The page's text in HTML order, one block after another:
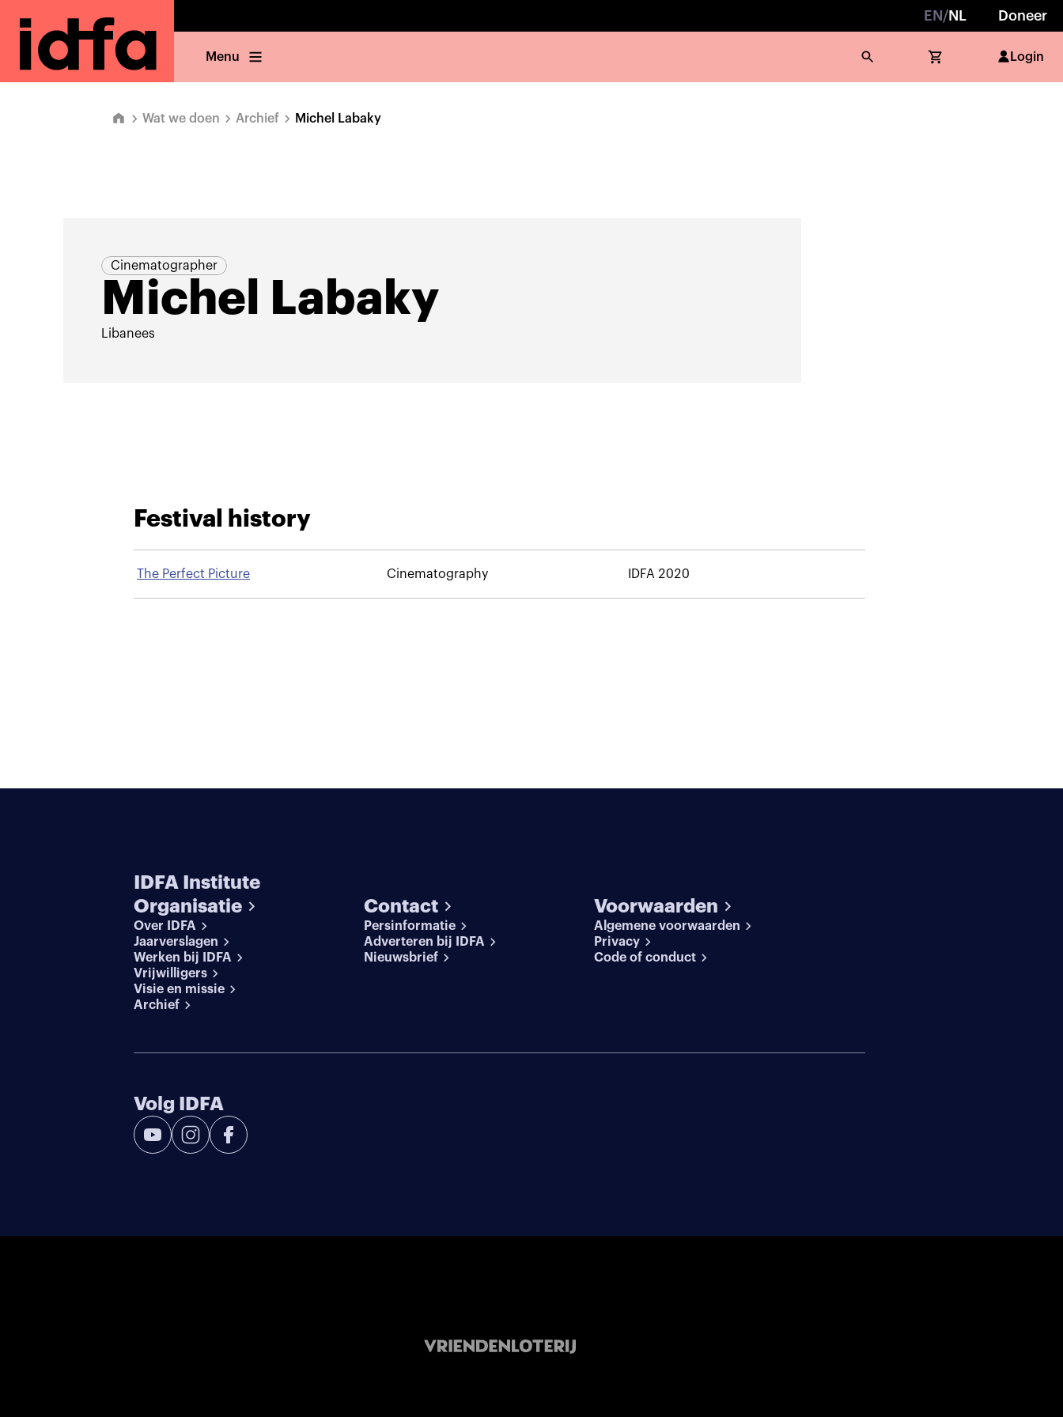
EN /NL Doneer
Menu Login
Wat we doen Archief Michel Labaky
Cinematographer
Michel Labaky
Libanees
Festival history
The Perfect Picture Cinematography IDFA 2020
IDFA Institute
Organisatie
Over IDFA
Jaarverslagen
Werken bij IDFA
Vrijwilligers
Visie en missie
Archief
Contact
Persinformatie
Adverteren bij IDFA
Nieuwsbrief
Voorwaarden
Algemene voorwaarden
Privacy
Code of conduct
Volg IDFA